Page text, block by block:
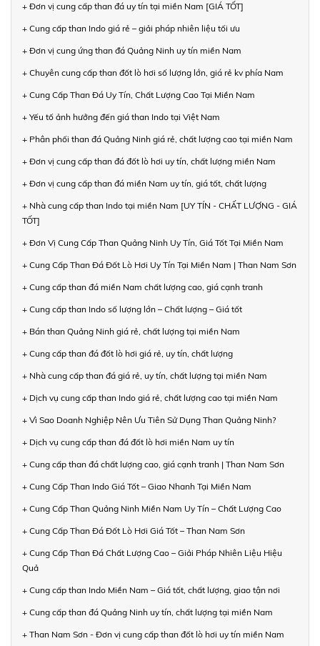
+ Đơn vị cung cấp than đá uy tín tại miền Nam [GIÁ TỐT]
+ Cung cấp than Indo giá rẻ – giải pháp nhiên liệu tối ưu
+ Đơn vị cung ứng than đá Quảng Ninh uy tín miền Nam
+ Chuyên cung cấp than đốt lò hơi số lượng lớn, giá rẻ kv phía Nam
+ Cung Cấp Than Đá Uy Tín, Chất Lượng Cao Tại Miền Nam
+ Yếu tố ảnh hưởng đến giá than Indo tại Việt Nam
+ Phân phối than đá Quảng Ninh giá rẻ, chất lượng cao tại miền Nam
+ Đơn vị cung cấp than đá đốt lò hơi uy tín, chất lượng miền Nam
+ Đơn vị cung cấp than đá miền Nam uy tín, giá tốt, chất lượng
+ Nhà cung cấp than Indo tại miền Nam [UY TÍN - CHẤT LƯỢNG - GIÁ
TỐT]
+ Đơn Vị Cung Cấp Than Quảng Ninh Uy Tín, Giá Tốt Tại Miền Nam
+ Cung Cấp Than Đá Đốt Lò Hơi Uy Tín Tại Miền Nam | Than Nam Sơn
+ Cung cấp than đá miền Nam chất lượng cao, giá cạnh tranh
+ Cung cấp than Indo số lượng lớn – Chất lượng – Giá tốt
+ Bán than Quảng Ninh giá rẻ, chất lượng tại miền Nam
+ Cung cấp than đá đốt lò hơi giá rẻ, uy tín, chất lượng
+ Nhà cung cấp than đá giá rẻ, uy tín, chất lượng tại miền Nam
+ Dịch vụ cung cấp than Indo giá rẻ, chất lượng cao tại miền Nam
+ Vì Sao Doanh Nghiệp Nên Ưu Tiên Sử Dụng Than Quảng Ninh?
+ Dịch vụ cung cấp than đá đốt lò hơi miền Nam uy tín
+ Cung cấp than đá chất lượng cao, giá cạnh tranh | Than Nam Sơn
+ Cung Cấp Than Indo Giá Tốt – Giao Nhanh Tại Miền Nam
+ Cung Cấp Than Quảng Ninh Miền Nam Uy Tín – Chất Lượng Cao
+ Cung Cấp Than Đá Đốt Lò Hơi Giá Tốt – Than Nam Sơn
+ Cung Cấp Than Đá Chất Lượng Cao – Giải Pháp Nhiên Liệu Hiệu
Quả
+ Cung cấp than Indo Miền Nam – Giá tốt, chất lượng, giao tận nơi
+ Cung cấp than đá Quảng Ninh uy tín, chất lượng tại miền Nam
+ Than Nam Sơn - Đơn vị cung cấp than đốt lò hơi uy tín miền Nam